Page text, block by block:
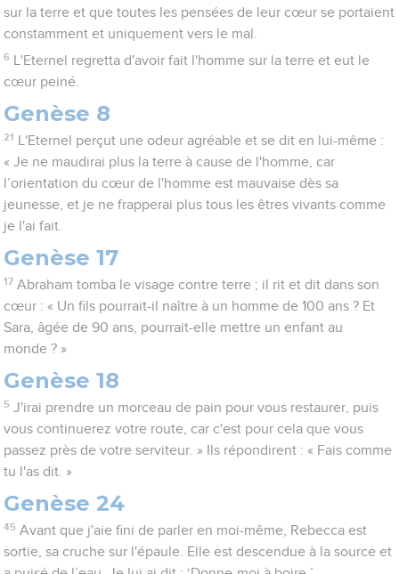
sur la terre et que toutes les pensées de leur cœur se portaient
constamment et uniquement vers le mal.
6
L'Eternel regretta d'avoir fait l'homme sur la terre et eut le
cœur peiné.
Genèse 8
21
L'Eternel perçut une odeur agréable et se dit en lui-même :
« Je ne maudirai plus la terre à cause de l'homme, car
l’orientation du cœur de l'homme est mauvaise dès sa
jeunesse, et je ne frapperai plus tous les êtres vivants comme
je l'ai fait.
Genèse 17
17 Abraham tomba le visage contre terre ; il rit et dit dans son
cœur : « Un fils pourrait-il naître à un homme de 100 ans ? Et
Sara, âgée de 90 ans, pourrait-elle mettre un enfant au
monde ? »
Genèse 18
5 J'irai prendre un morceau de pain pour vous restaurer, puis
vous continuerez votre route, car c'est pour cela que vous
passez près de votre serviteur. » Ils répondirent : « Fais comme
tu l'as dit. »
Genèse 24
45 Avant que j'aie fini de parler en moi-même, Rebecca est
sortie, sa cruche sur l'épaule. Elle est descendue à la source et